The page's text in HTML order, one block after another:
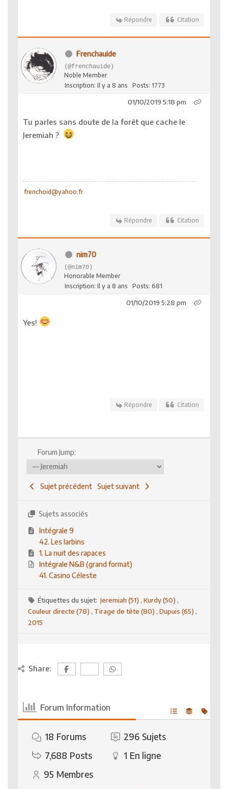
Répondre Citation
Frenchauide
(@frenchauide)
Noble Member
Inscription: Il y a 8 ans
Posts: 1773
01/10/2019 5:18 pm
Tu parles sans doute de la forêt que cache le
Jeremiah ?
frenchoid@yahoo.fr
Répondre Citation
nim70
(@nim70)
Honorable Member
Inscription: Il y a 8 ans
Posts: 681
01/10/2019 5:28 pm
Yes!
Répondre Citation
Forum Jump:
Sujet précédent Sujet suivant
Sujets associés
Intégrale 9
42. Les larbins
1. La nuit des rapaces
Intégrale N&B (grand format)
41. Casino Céleste
Étiquettes du sujet:Jeremiah (51), Kurdy (50),
Couleur directe (78) , Tirage de tête (80) , Dupuis (65) ,
2015
Share:
Forum Information
18 Forums 296 Sujets
7,688 Posts 1 En ligne
95 Membres